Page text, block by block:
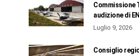
Commissione
audizione di
Luglio 9, 2026
Consiglio